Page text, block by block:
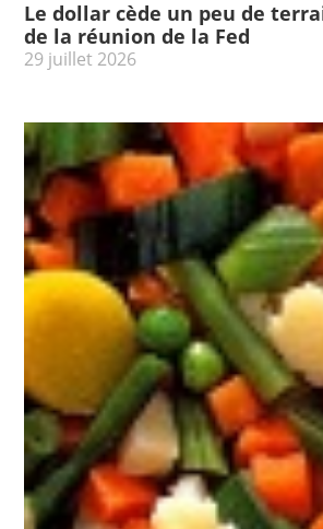
Le dollar cède un peu de
de la réunion de la Fed
29 juillet 2026